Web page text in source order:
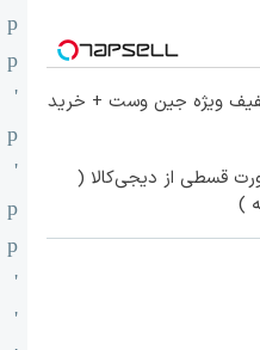
تا 60 درصد تخفیف ویژه جین وست + خرید
قسطی از دیجی‌کالا (